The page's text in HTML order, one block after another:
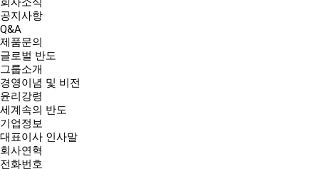
공지사항
Q&A
제품문의
글로벌 반도
그룹소개
경영이념 및 비전
윤리강령
세계속의 반도
기업정보
대표이사 인사말
회사연혁
전화번호